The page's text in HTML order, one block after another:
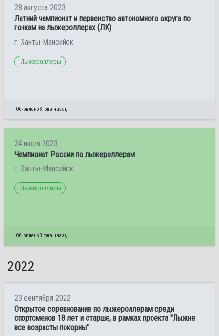
28 августа 2023
Летний чемпионат и первенство автономного округа по
гонкам на лыжероллерах (ЛК)
г. Ханты-Мансийск
Лыжероллеры
Обновлено 3 года назад
24 июля 2023
Чемпионат России по лыжероллерам
г. Ханты-Мансийск
Лыжероллеры
Обновлено 3 года назад
2022
23 сентября 2022
Открытое соревнование по лыжероллерам среди
спортсменов 18 лет и старше, в рамках проекта "Лыжне
все возрасты покорны"